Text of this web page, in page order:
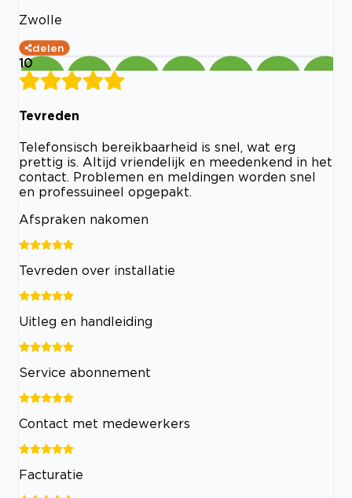
Zwolle
delen
10
Tevreden
Telefonsisch bereikbaarheid is snel, wat erg
prettig is. Altijd vriendelijk en meedenkend in het
contact. Problemen en meldingen worden snel
en professuineel opgepakt.
Afspraken nakomen
Tevreden over installatie
Uitleg en handleiding
Service abonnement
Contact met medewerkers
Facturatie